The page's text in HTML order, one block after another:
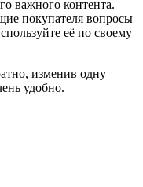
важного контента.
покупателя вопросы
её по своему
изменив одну
удобно.